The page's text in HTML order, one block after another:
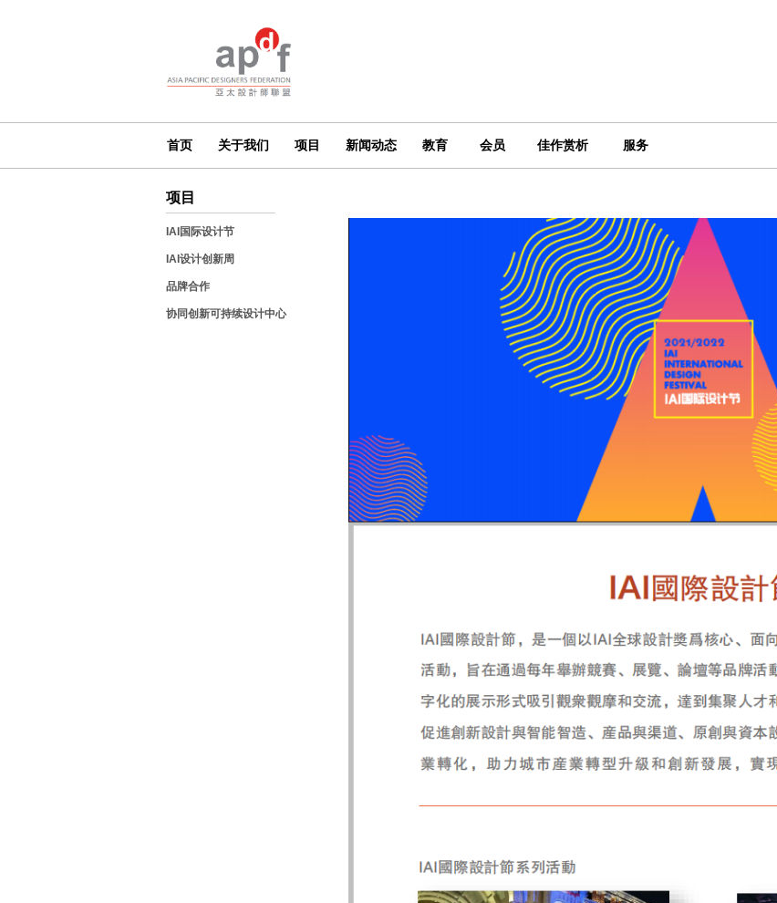
首页 关于我们 项目 新闻动态 教育 会员 佳作赏析 服务
项目
IAI国际设计节
IAI设计创新周
品牌合作
协同创新可持续设计中心